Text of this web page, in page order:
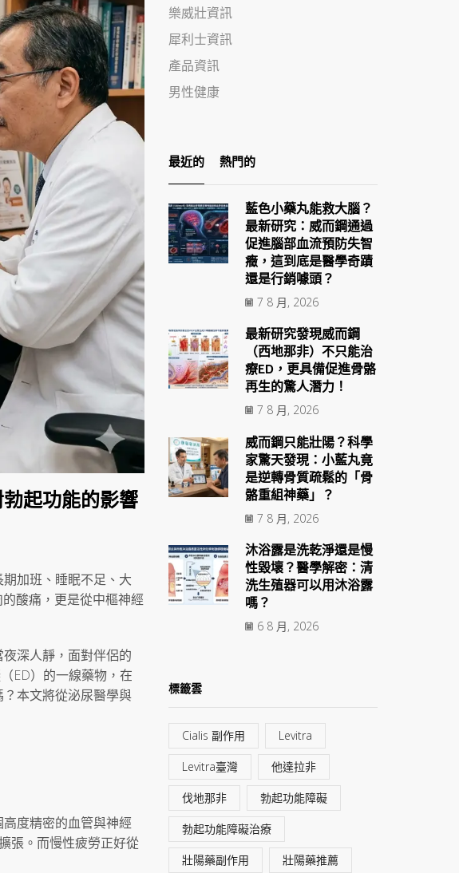
起功能的影響
加班、睡眠不足、大
酸痛，更是從中樞神經
深人靜，面對伴侶的
ED）的一線藥物，在
本文將從泌尿醫學與
度精密的血管與神經
張。而慢性疲勞正好從
樂威壯資訊
犀利士資訊
產品資訊
男性健康
最近的 熱門的
藍色小藥丸能救大腦？
最新研究：威而鋼通過
促進腦部血流預防失智
癥，這到底是醫學奇蹟
還是行銷噱頭？
7 8 月, 2026
最新研究發現威而鋼
（西地那非）不只能治
療ED，更具備促進骨骼
再生的驚人潛力！
7 8 月, 2026
威而鋼只能壯陽？科學
家驚天發現：小藍丸竟
是逆轉骨質疏鬆的「骨
骼重組神藥」？
7 8 月, 2026
沐浴露是洗乾淨還是慢
性毀壞？醫學解密：清
洗生殖器可以用沐浴露
嗎？
6 8 月, 2026
標籤雲
Cialis 副作用 Levitra
Levitra臺灣 他達拉非
伐地那非 勃起功能障礙
勃起功能障礙治療
壯陽藥副作用 壯陽藥推薦